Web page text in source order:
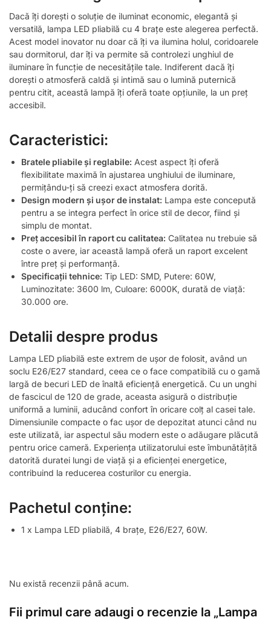
Dacă îți dorești o soluție de iluminat economic, elegantă și
versatilă, lampa LED pliabilă cu 4 brațe este alegerea perfectă.
Acest model inovator nu doar că îți va ilumina holul, coridoarele
sau dormitorul, dar îți va permite să controlezi unghiul de
iluminare în funcție de necesitățile tale. Indiferent dacă îți
dorești o atmosferă caldă și intimă sau o lumină puternică
pentru citit, această lampă îți oferă toate opțiunile, la un preț
accesibil.
Caracteristici:
Bratele pliabile și reglabile: Acest aspect îți oferă
flexibilitate maximă în ajustarea unghiului de iluminare,
permițându-ți să creezi exact atmosfera dorită.
Design modern și ușor de instalat: Lampa este concepută
pentru a se integra perfect în orice stil de decor, fiind și
simplu de montat.
Preț accesibil în raport cu calitatea: Calitatea nu trebuie să
coste o avere, iar această lampă oferă un raport excelent
între preț și performanță.
Specificații tehnice: Tip LED: SMD, Putere: 60W,
Luminozitate: 3600 lm, Culoare: 6000K, durată de viață:
30.000 ore.
Detalii despre produs
Lampa LED pliabilă este extrem de ușor de folosit, având un
soclu E26/E27 standard, ceea ce o face compatibilă cu o gamă
largă de becuri LED de înaltă eficiență energetică. Cu un unghi
de fascicul de 120 de grade, aceasta asigură o distribuție
uniformă a luminii, aducând confort în oricare colț al casei tale.
Dimensiunile compacte o fac ușor de depozitat atunci când nu
este utilizată, iar aspectul său modern este o adăugare plăcută
pentru orice cameră. Experiența utilizatorului este îmbunătățită
datorită duratei lungi de viață și a eficienței energetice,
contribuind la reducerea costurilor cu energia.
Pachetul conține:
1 x Lampa LED pliabilă, 4 brațe, E26/E27, 60W.
Nu există recenzii până acum.
Fii primul care adaugi o recenzie la „Lampa